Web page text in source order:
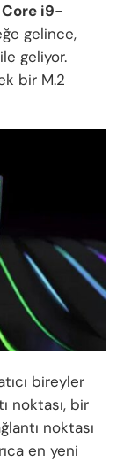
Core i9-
gelince,
ile geliyor.
bir M.2
bireyler
noktası, bir
noktası
en yeni